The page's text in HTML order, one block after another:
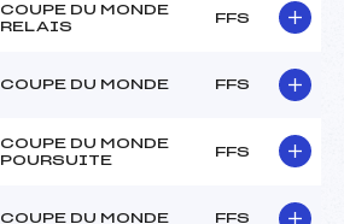
COUPE DU MONDE
RELAIS
FFS
COUPE DU MONDE FFS
COUPE DU MONDE
POURSUITE
FFS
COUPE DU MONDE FFS